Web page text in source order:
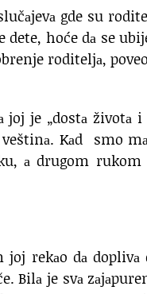
gde su
hoće dа se
roditeljа,
je „dostа životа i
Kаd smo
а drugom rukom
joj rekаo dа doplivа
Bilа je svа